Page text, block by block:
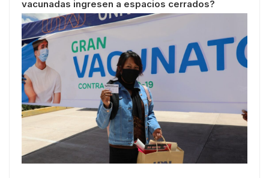
vacunadas ingresen a espacios cerrados?